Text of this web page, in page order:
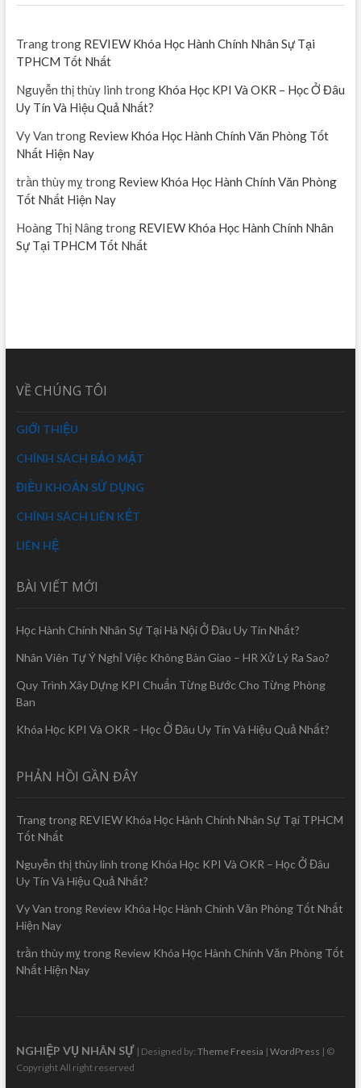
Trangtrong REVIEW Khóa Học Hành Chính Nhân Sự Tại
TPHCM Tốt Nhất
Nguyễn thị thùy linh trong Khóa Học KPI Và OKR – Học Ở Đâu
Uy Tín Và Hiệu Quả Nhất?
Vy Van trong Review Khóa Học Hành Chính Văn Phòng Tốt
Nhất Hiện Nay
trần thùy mỵ trong Review Khóa Học Hành Chính Văn Phòng
Tốt Nhất Hiện Nay
Hoàng Thị Nângtrong REVIEW Khóa Học Hành Chính Nhân
Sự Tại TPHCM Tốt Nhất
VỀ CHÚNG TÔI
GIỚI THIỆU
CHÍNH SÁCH BẢO MẬT
ĐIỀU KHOẢN SỬ DỤNG
CHÍNH SÁCH LIÊN KẾT
LIÊN HỆ
BÀI VIẾT MỚI
Học Hành Chính Nhân Sự Tại Hà Nội Ở Đâu Uy Tín Nhất?
Nhân Viên Tự Ý Nghỉ Việc Không Bàn Giao – HR Xử Lý Ra Sao?
Quy Trình Xây Dựng KPI Chuẩn Từng Bước Cho Từng Phòng
Ban
Khóa Học KPI Và OKR – Học Ở Đâu Uy Tín Và Hiệu Quả Nhất?
PHẢN HỒI GẦN ĐÂY
Trangtrong REVIEW Khóa Học Hành Chính Nhân Sự Tại TPHCM
Tốt Nhất
Nguyễn thị thùy linh trong Khóa Học KPI Và OKR – Học Ở Đâu
Uy Tín Và Hiệu Quả Nhất?
Vy Van trong Review Khóa Học Hành Chính Văn Phòng Tốt Nhất
Hiện Nay
trần thùy mỵtrong Review Khóa Học Hành Chính Văn Phòng Tốt
Nhất Hiện Nay
NGHIỆP VỤ NHÂN SỰ| Designed by: Theme Freesia | WordPress | ©
Copyright All right reserved